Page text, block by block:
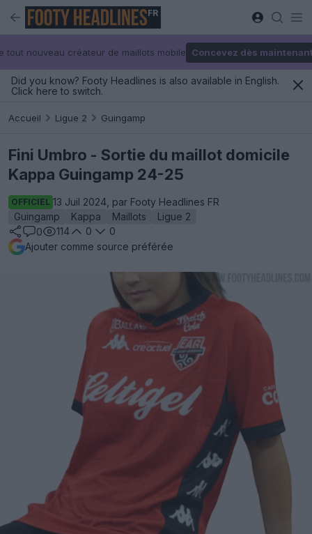
FR
tout nouveau créateur de maillots mobile Concevez dès
Did you know? Footy Headlines is also available in English.
Click here to switch.
Accueil Ligue 2 Guingamp
Fini Umbro - Sortie du maillot domicile
Kappa Guingamp 24-25
OFFICIEL 13 Juil 2024, par Footy Headlines FR
Guingamp
Kappa Maillots
Ligue 2
0
114 0
0
Ajouter comme source préférée